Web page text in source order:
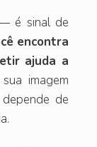
é sinal de
encontra
ajuda a
imagem
de